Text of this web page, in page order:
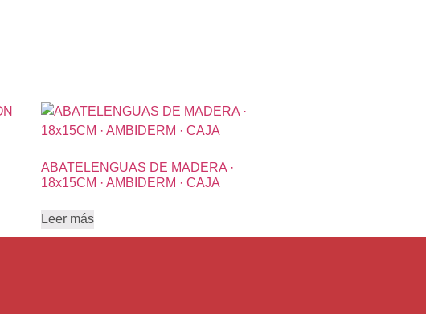
ABATELENGUAS DE MADERA ·
18x15CM · AMBIDERM · CAJA
Leer más